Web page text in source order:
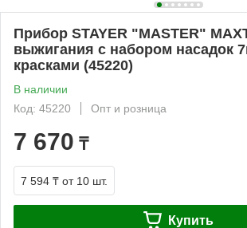
Прибор STAYER "MASTER"
выжигания с набором насадок
красками (45220)
В наличии
Код: 45220
Опт и розница
7 670 ₸
7 594 ₸ от 10 шт.
Купить